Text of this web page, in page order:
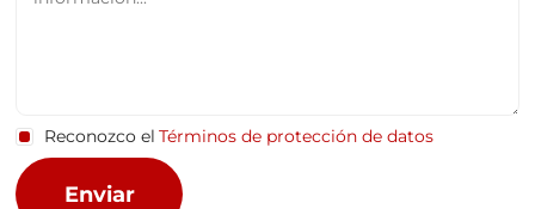
Reconozco el Términos de protección de datos